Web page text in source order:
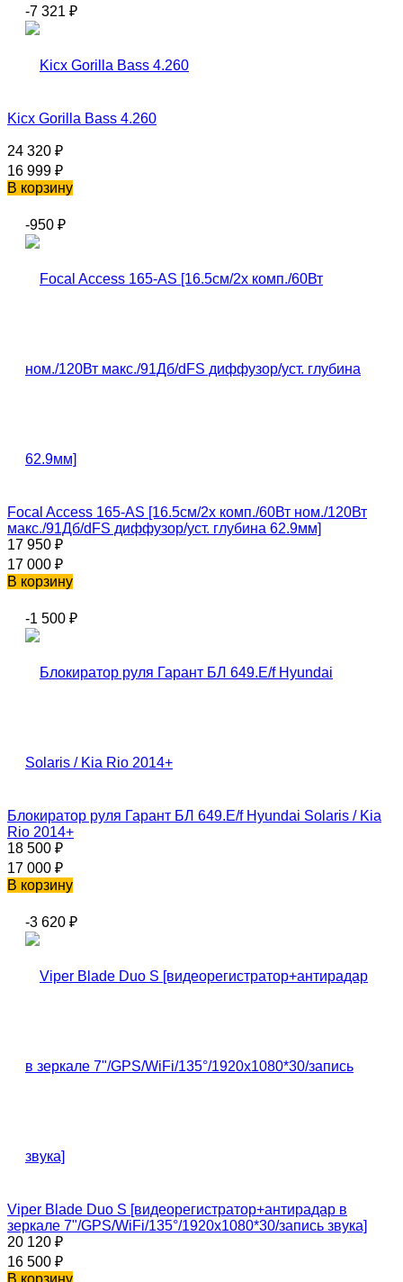
-7 321 ₽
Kicx Gorilla Bass 4.260
24 320 ₽
16 999 ₽
В корзину
-950 ₽
Focal Access 165-AS [16.5см/2х комп./60Вт ном./120Вт
макс./91Дб/dFS диффузор/уст. глубина 62.9мм]
17 950 ₽
17 000 ₽
В корзину
-1 500 ₽
Блокиратор руля Гарант БЛ 649.E/f Hyundai Solaris / Kia
Rio 2014+
18 500 ₽
17 000 ₽
В корзину
-3 620 ₽
Viper Blade Duo S [видеорегистратор+антирадар в
зеркале 7"/GPS/WiFi/135°/1920x1080*30/запись звука]
20 120 ₽
16 500 ₽
В корзину